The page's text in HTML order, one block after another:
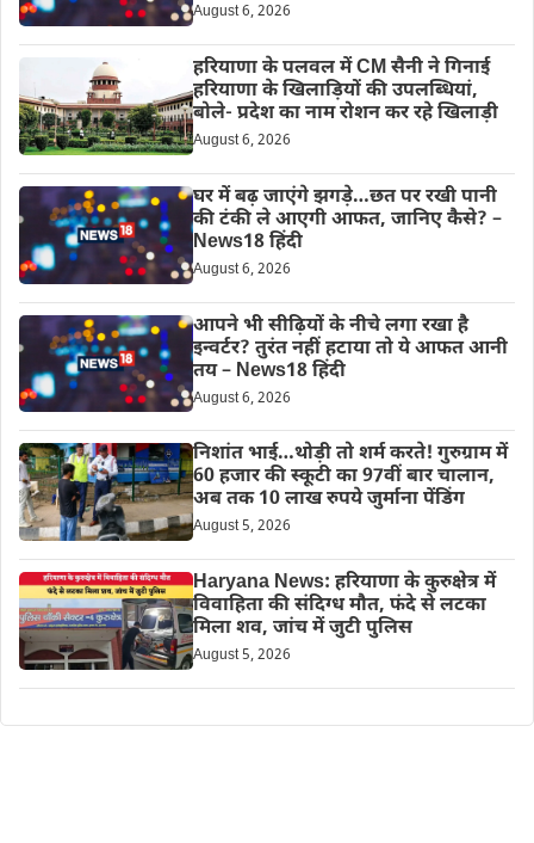
August 6, 2026
हरियाणा के पलवल में CM सैनी ने गिनाई
हरियाणा के खिलाड़ियों की उपलब्धियां,
बोले- प्रदेश का नाम रोशन कर रहे खिलाड़ी
August 6, 2026
घर में बढ़ जाएंगे झगड़े…छत पर रखी पानी
की टंकी ले आएगी आफत, जानिए कैसे? –
News18 हिंदी
August 6, 2026
आपने भी सीढ़ियों के नीचे लगा रखा है
इन्वर्टर? तुरंत नहीं हटाया तो ये आफत आनी
तय – News18 हिंदी
August 6, 2026
निशांत भाई…थोड़ी तो शर्म करते! गुरुग्राम में
60 हजार की स्कूटी का 97वीं बार चालान,
अब तक 10 लाख रुपये जुर्माना पेंडिंग
August 5, 2026
Haryana News: हरियाणा के कुरुक्षेत्र में
विवाहिता की संदिग्ध मौत, फंदे से लटका
मिला शव, जांच में जुटी पुलिस
August 5, 2026